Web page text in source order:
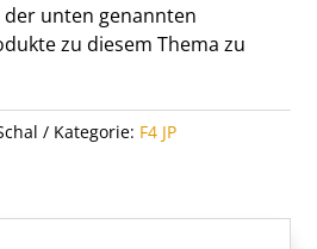
der unten genannten
zu diesem Thema zu
Kategorie: F4 JP